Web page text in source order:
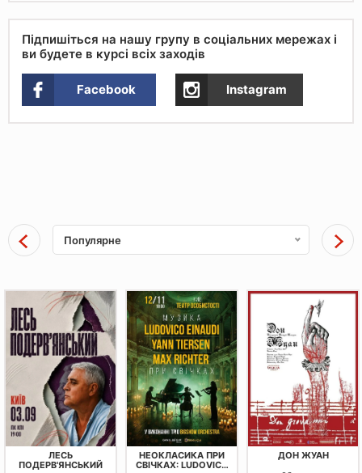
Підпишіться на нашу групу в соціальних мережах і
ви будете в курсі всіх заходів
Facebook Instagram
Популярне
ЛЕСЬ
ПОДЕРВ'ЯНСЬКИЙ
НЕОКЛАСИКА ПРИ
СВІЧКАХ: LUDOVICO
ДОН ЖУАН